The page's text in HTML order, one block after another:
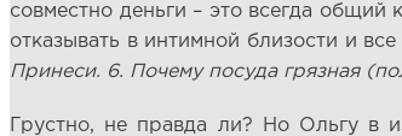
совместно деньги – это всегда общий
отказывать в интимной близости и
Принеси. 6. Почему посуда грязная
Грустно, не правда ли? Но Ольгу в